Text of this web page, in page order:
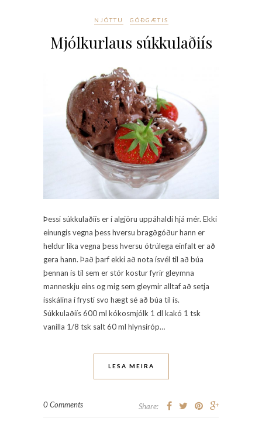
NJÓTTU GÓÐGÆTIS
Mjólkurlaus súkkulaðiís
Þessi súkkulaðiís er í algjöru uppáhaldi hjá mér. Ekki
einungis vegna þess hversu bragðgóður hann er
heldur líka vegna þess hversu ótrúlega einfalt er að
gera hann. Það þarf ekki að nota ísvél til að búa
þennan ís til sem er stór kostur fyrir gleymna
manneskju eins og mig sem gleymir alltaf að setja
ísskálina í frysti svo hægt sé að búa til ís.
Súkkulaðiís 600 ml kókosmjólk 1 dl kakó 1 tsk
vanilla 1/8 tsk salt 60 ml hlynsíróp…
LESA MEIRA
0 Comments Share: